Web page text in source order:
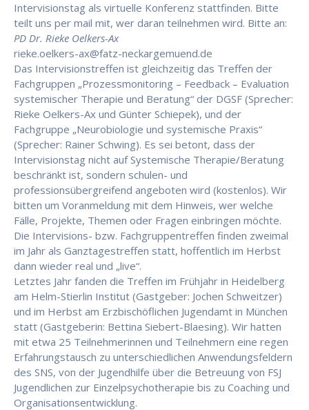
Intervisionstag als virtuelle Konferenz stattfinden. Bitte
teilt uns per mail mit, wer daran teilnehmen wird. Bitte an:
PD Dr. Rieke Oelkers-Ax
rieke.oelkers-ax@fatz-neckargemuend.de
Das Intervisionstreffen ist gleichzeitig das Treffen der
Fachgruppen „Prozessmonitoring – Feedback – Evaluation
systemischer Therapie und Beratung“ der DGSF (Sprecher:
Rieke Oelkers-Ax und Günter Schiepek), und der
Fachgruppe „Neurobiologie und systemische Praxis“
(Sprecher: Rainer Schwing). Es sei betont, dass der
Intervisionstag nicht auf Systemische Therapie/Beratung
beschränkt ist, sondern schulen- und
professionsübergreifend angeboten wird (kostenlos). Wir
bitten um Voranmeldung mit dem Hinweis, wer welche
Fälle, Projekte, Themen oder Fragen einbringen möchte.
Die Intervisions- bzw. Fachgruppentreffen finden zweimal
im Jahr als Ganztagestreffen statt, hoffentlich im Herbst
dann wieder real und „live“.
Letztes Jahr fanden die Treffen im Frühjahr in Heidelberg
am Helm-Stierlin Institut (Gastgeber: Jochen Schweitzer)
und im Herbst am Erzbischöflichen Jugendamt in München
statt (Gastgeberin: Bettina Siebert-Blaesing). Wir hatten
mit etwa 25 Teilnehmerinnen und Teilnehmern eine regen
Erfahrungstausch zu unterschiedlichen Anwendungsfeldern
des SNS, von der Jugendhilfe über die Betreuung von FSJ
Jugendlichen zur Einzelpsychotherapie bis zu Coaching und
Organisationsentwicklung.